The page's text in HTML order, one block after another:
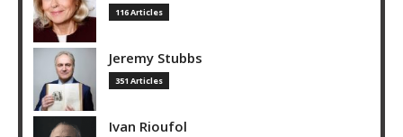
116 Articles
Jeremy Stubbs
351 Articles
Ivan Rioufol